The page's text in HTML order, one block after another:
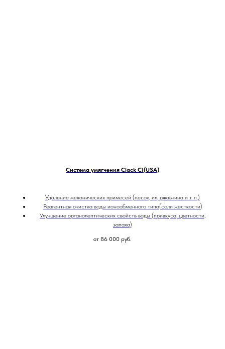
Система умягчения Clack CI(USA)
Удаление механических примесей (песок, ил, ржавчина и т. п.)
Реагентная очистка воды ионообменного типа(соли жесткости)
Улучшение органолептических свойств воды (привкуса, цветности,
запаха)
от 86 000 руб.